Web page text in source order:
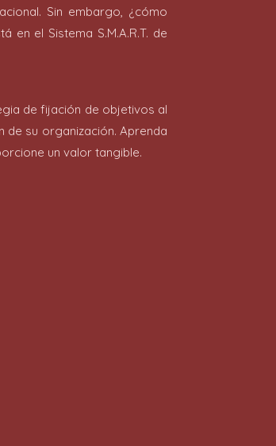
Sin embargo, ¿cómo
el Sistema S.M.A.R.T. de
de fijación de objetivos al
de su organización. Aprenda
un valor tangible.